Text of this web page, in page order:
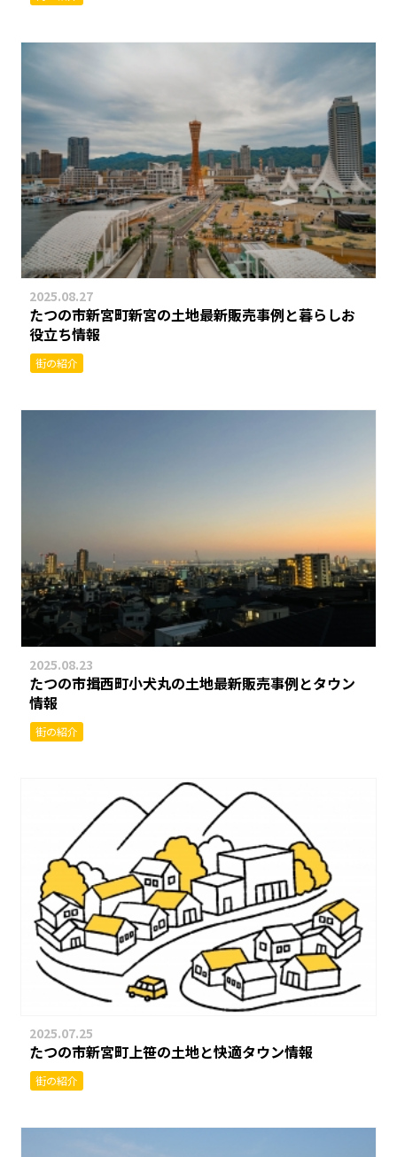
2025.08.27
たつの市新宮町新宮の土地最新販売事例と暮らしお
役立ち情報
街の紹介
2025.08.23
たつの市揖西町小犬丸の土地最新販売事例とタウン
情報
街の紹介
2025.07.25
たつの市新宮町上笹の土地と快適タウン情報
街の紹介